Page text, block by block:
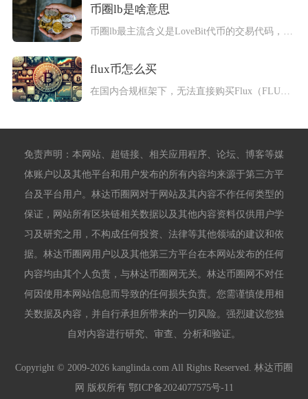
币圈lb是啥意思
flux币怎么买
在国内合规框架下，无法直接购买Flux（FLUX）。根据中国...
免责声明：本网站、超链接、相关应用程序、论坛、博客等媒
体账户以及其他平台和用户发布的所有内容均来源于第三方平
台及平台用户。林达币圈网对于网站及其内容不作任何类型的
保证，网站所有区块链相关数据以及其他内容资料仅供用户学
习及研究之用，不构成任何投资、法律等其他领域的建议和依
据。林达币圈网用户以及其他第三方平台在本网站发布的任何
内容均由其个人负责，与林达币圈网无关。林达币圈网不对任
何因使用本网站信息而导致的任何损失负责。您需谨慎使用相
关数据及内容，并自行承担所带来的一切风险。强烈建议您独
自对内容进行研究、审查、分析和验证。
Copyright © 2009-2026 kanglinda.com All Rights Reserved. 林达币圈
网 版权所有 鄂ICP备2024077575号-11